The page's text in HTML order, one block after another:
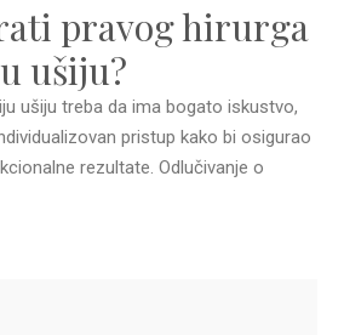
pravog hirurga
ušiju?
ušiju treba da ima bogato iskustvo,
pristup kako bi osigurao
rezultate. Odlučivanje o